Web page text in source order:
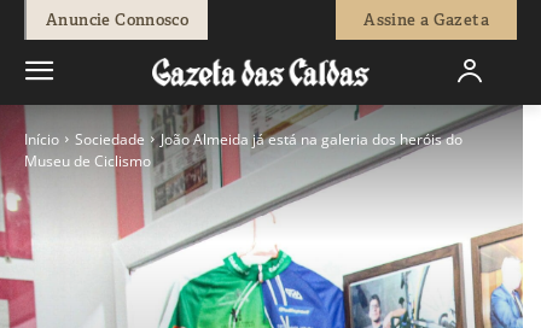
Anuncie Connosco Assine a Gazeta
Início Sociedade
João Almeida já está na galeria dos heróis do
Museu de Ciclismo